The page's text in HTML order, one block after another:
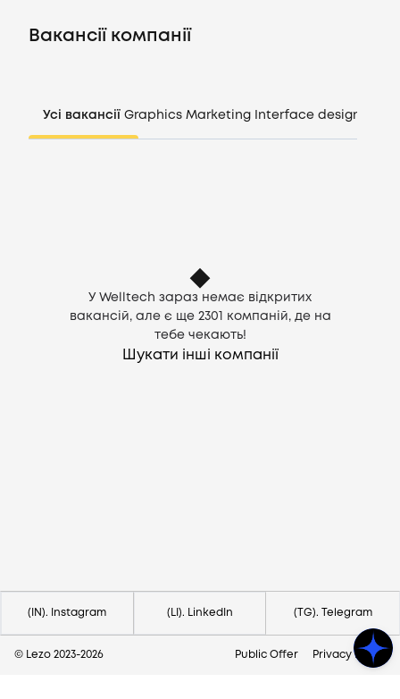
Увійти
Вакансії компанії
Усі вакансії Graphics Marketing Interface design
У Welltech зараз немає відкритих
вакансій, але є ще 2301
компаній, де на
тебе чекають!
Шукати інші компанії
(IN). Instagram (LI). LinkedIn (TG). Telegram
© Lezo 2023-2026 Public Offer Privacy Policy